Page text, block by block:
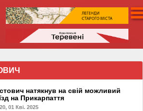
натякнув на свій можливий
на Прикарпаття
01 Кві. 2025